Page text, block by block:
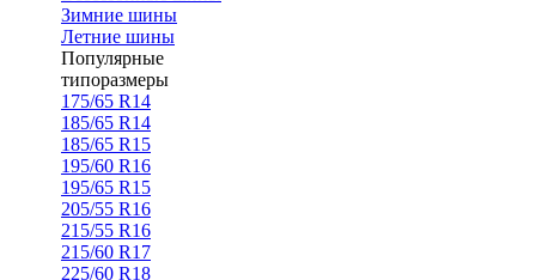
Зимние шины
Летние шины
Популярные
типоразмеры
175/65 R14
185/65 R14
185/65 R15
195/60 R16
195/65 R15
205/55 R16
215/55 R16
215/60 R17
225/60 R18